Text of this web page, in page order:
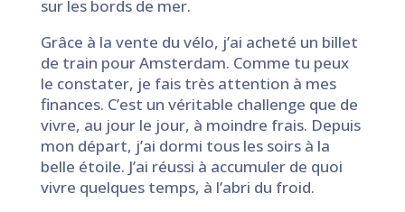
sur les bords de mer.
Grâce à la vente du vélo, j’ai acheté un billet
de train pour Amsterdam. Comme tu peux
le constater, je fais très attention à mes
finances. C’est un véritable challenge que de
vivre, au jour le jour, à moindre frais. Depuis
mon départ, j’ai dormi tous les soirs à la
belle étoile. J’ai réussi à accumuler de quoi
vivre quelques temps, à l’abri du froid.